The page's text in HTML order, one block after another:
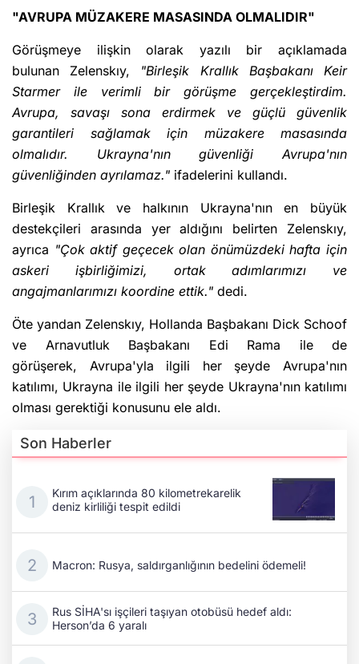
"AVRUPA MÜZAKERE MASASINDA OLMALIDIR"
Görüşmeye ilişkin olarak yazılı bir açıklamada
bulunan Zelenskıy, "Birleşik Krallık Başbakanı Keir
Starmer ile verimli bir görüşme gerçekleştirdim.
Avrupa, savaşı sona erdirmek ve güçlü güvenlik
garantileri sağlamak için müzakere masasında
olmalıdır. Ukrayna'nın güvenliği Avrupa'nın
güvenliğinden ayrılamaz." ifadelerini kullandı.
Birleşik Krallık ve halkının Ukrayna'nın en büyük
destekçileri arasında yer aldığını belirten Zelenskıy,
ayrıca "Çok aktif geçecek olan önümüzdeki hafta için
askeri işbirliğimizi, ortak adımlarımızı ve
angajmanlarımızı koordine ettik." dedi.
Öte yandan Zelenskıy, Hollanda Başbakanı Dick Schoof
ve Arnavutluk Başbakanı Edi Rama ile de
görüşerek, Avrupa'yla ilgili her şeyde Avrupa'nın
katılımı, Ukrayna ile ilgili her şeyde Ukrayna'nın katılımı
olması gerektiği konusunu ele aldı.
Son Haberler
Kırım açıklarında 80 kilometrekarelik
deniz kirliliği tespit edildi
Macron: Rusya, saldırganlığının bedelini ödemeli!
Rus SİHA'sı işçileri taşıyan otobüsü hedef aldı:
Herson’da 6 yaralı